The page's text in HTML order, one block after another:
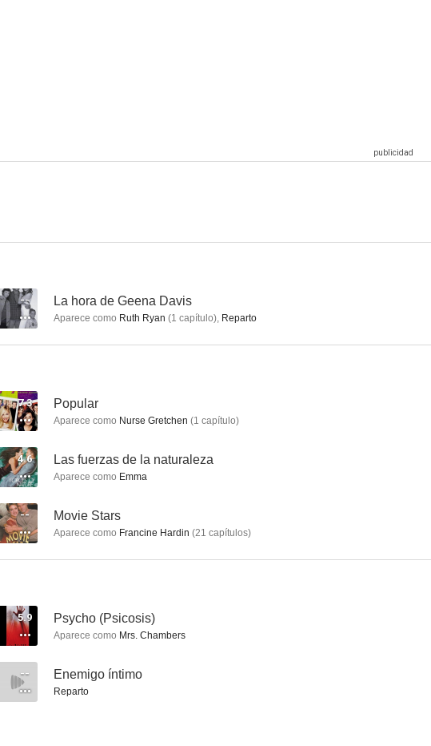
7.0
Murder One The Golden Palace
6.2
5.4
-- La hora de Geena Davis
Aparece como Ruth Ryan (1 capítulo), Reparto
7.3 Popular
Aparece como Nurse Gretchen (1 capítulo)
4.6 Las fuerzas de la naturaleza
Aparece como Emma
-- Movie Stars
Aparece como Francine Hardin (21 capítulos)
5.9 Psycho (Psicosis)
Aparece como Mrs. Chambers
-- Enemigo íntimo
Reparto